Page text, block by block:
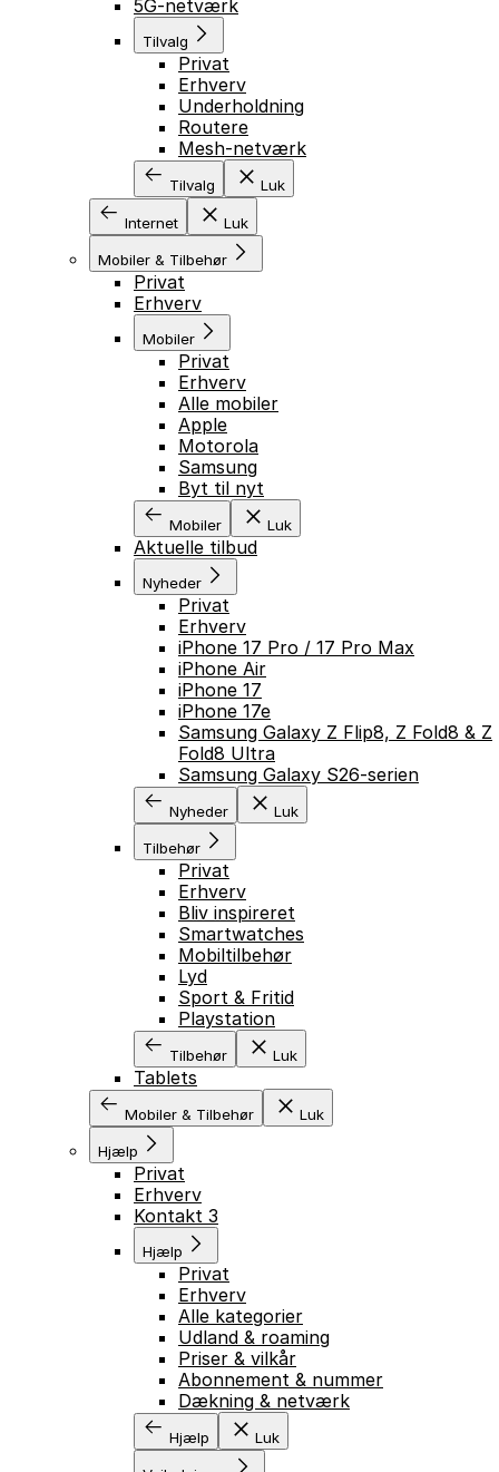
5G-netværk
Tilvalg
Privat
Erhverv
Underholdning
Routere
Mesh-netværk
Tilvalg Luk
Internet Luk
Mobiler & Tilbehør
Privat
Erhverv
Mobiler
Privat
Erhverv
Alle mobiler
Apple
Motorola
Samsung
Byt til nyt
Mobiler Luk
Aktuelle tilbud
Nyheder
Privat
Erhverv
iPhone 17 Pro / 17 Pro Max
iPhone Air
iPhone 17
iPhone 17e
Samsung Galaxy Z Flip8, Z Fold8 & Z
Fold8 Ultra
Samsung Galaxy S26-serien
Nyheder Luk
Tilbehør
Privat
Erhverv
Bliv inspireret
Smartwatches
Mobiltilbehør
Lyd
Sport & Fritid
Playstation
Tilbehør Luk
Tablets
Mobiler & Tilbehør Luk
Hjælp
Privat
Erhverv
Kontakt 3
Hjælp
Privat
Erhverv
Alle kategorier
Udland & roaming
Priser & vilkår
Abonnement & nummer
Dækning & netværk
Hjælp Luk